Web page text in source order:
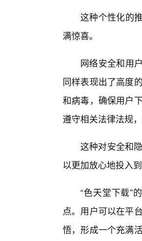
这种个性化的
满惊喜。
网络安全和用
同样表现出了高度
和病毒，确保用户
遵守相关法律法规
这种对安全和
以更加放心地投入
“色天堂下载”
点。用户可以在平
悟，形成一个充满